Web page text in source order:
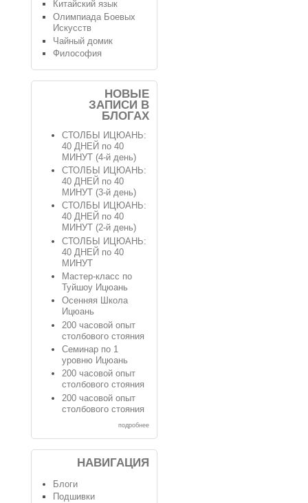
Китайский язык
Олимпиада Боевых
Искусств
Чайный домик
Философия
НОВЫЕ
ЗАПИСИ В
БЛОГАХ
СТОЛБЫ ИЦЮАНЬ:
40 ДНЕЙ по 40
МИНУТ (4-й день)
СТОЛБЫ ИЦЮАНЬ:
40 ДНЕЙ по 40
МИНУТ (3-й день)
СТОЛБЫ ИЦЮАНЬ:
40 ДНЕЙ по 40
МИНУТ (2-й день)
СТОЛБЫ ИЦЮАНЬ:
40 ДНЕЙ по 40
МИНУТ
Мастер-класс по
Туйшоу Ицюань
Осенняя Школа
Ицюань
200 часовой опыт
столбового стояния
Семинар по 1
уровню Ицюань
200 часовой опыт
столбового стояния
200 часовой опыт
столбового стояния
подробнее
НАВИГАЦИЯ
Блоги
Подшивки